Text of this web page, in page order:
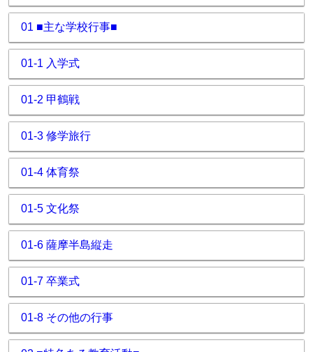
01 ■主な学校行事■
01-1 入学式
01-2 甲鶴戦
01-3 修学旅行
01-4 体育祭
01-5 文化祭
01-6 薩摩半島縦走
01-7 卒業式
01-8 その他の行事